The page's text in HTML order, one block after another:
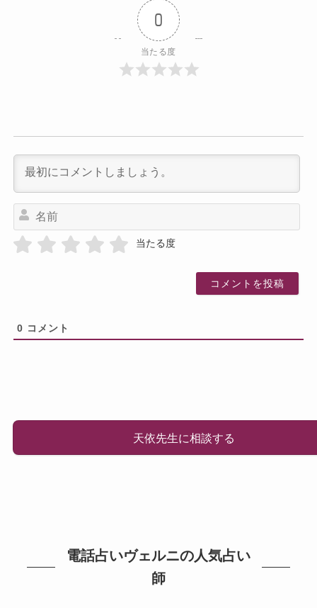
0
当たる度
当たる度
0 コメント
天依先生に相談する
電話占いヴェルニの人気占い
師